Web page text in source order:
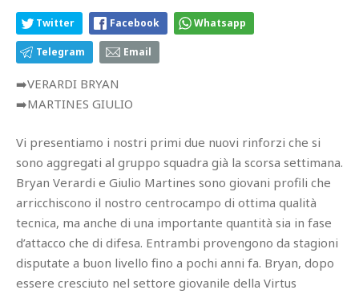
Twitter Facebook Whatsapp
Telegram Email
➡️VERARDI BRYAN
➡️MARTINES GIULIO
Vi presentiamo i nostri primi due nuovi rinforzi che si
sono aggregati al gruppo squadra già la scorsa settimana.
Bryan Verardi e Giulio Martines sono giovani profili che
arricchiscono il nostro centrocampo di ottima qualità
tecnica, ma anche di una importante quantità sia in fase
d’attacco che di difesa. Entrambi provengono da stagioni
disputate a buon livello fino a pochi anni fa. Bryan, dopo
essere cresciuto nel settore giovanile della Virtus